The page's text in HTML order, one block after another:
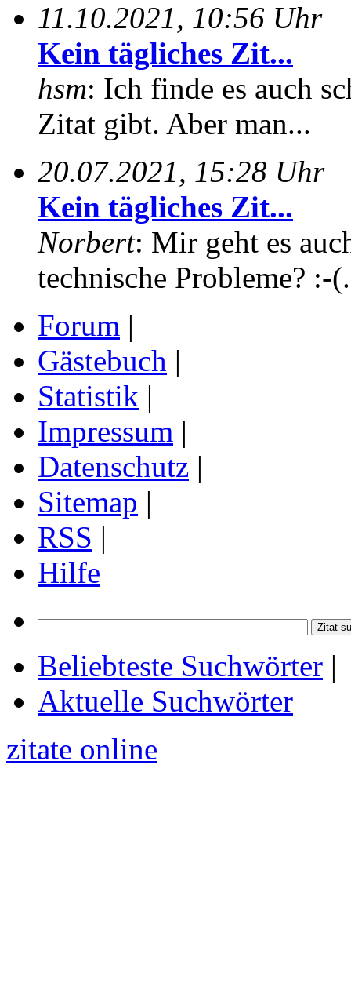
11.10.2021, 10:56 Uhr
Kein tägliches Zit...
hsm: Ich finde es auch
Zitat gibt. Aber man...
20.07.2021, 15:28 Uhr
Kein tägliches Zit...
Norbert: Mir geht es
technische Probleme? :-
Forum |
Gästebuch |
Statistik |
Impressum |
Datenschutz |
Sitemap |
RSS |
Hilfe
Beliebteste Suchwörter |
Aktuelle Suchwörter
zitate online